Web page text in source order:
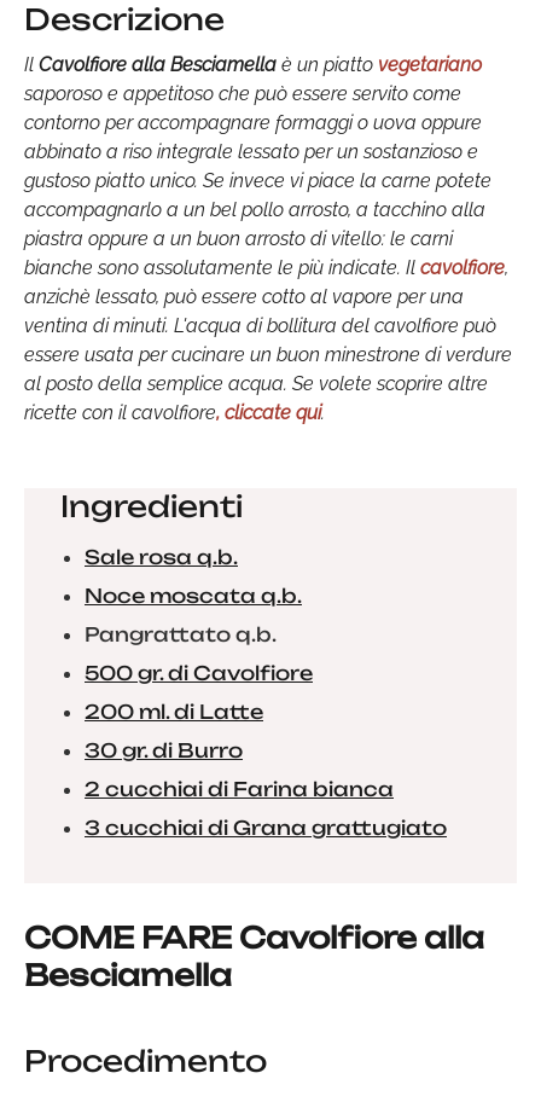
Descrizione
Il Cavolfiore alla Besciamella è un piatto vegetariano
saporoso e appetitoso che può essere servito come
contorno per accompagnare formaggi o uova oppure
abbinato a riso integrale lessato per un sostanzioso e
gustoso piatto unico. Se invece vi piace la carne potete
accompagnarlo a un bel pollo arrosto, a tacchino alla
piastra oppure a un buon arrosto di vitello: le carni
bianche sono assolutamente le più indicate. Il cavolfiore,
anzichè lessato, può essere cotto al vapore per una
ventina di minuti. L'acqua di bollitura del cavolfiore può
essere usata per cucinare un buon minestrone di verdure
al posto della semplice acqua. Se volete scoprire altre
ricette con il cavolfiore, cliccate qui.
Ingredienti
Sale rosa q.b.
Noce moscata q.b.
Pangrattato q.b.
500 gr. di Cavolfiore
200 ml. di Latte
30 gr. di Burro
2 cucchiai di Farina bianca
3 cucchiai di Grana grattugiato
COME FARE Cavolfiore alla
Besciamella
Procedimento